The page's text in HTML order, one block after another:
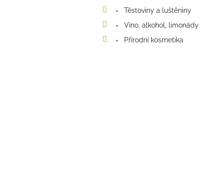
Těstoviny a luštěniny
Víno, alkohol, limonády
Přírodní kosmetika